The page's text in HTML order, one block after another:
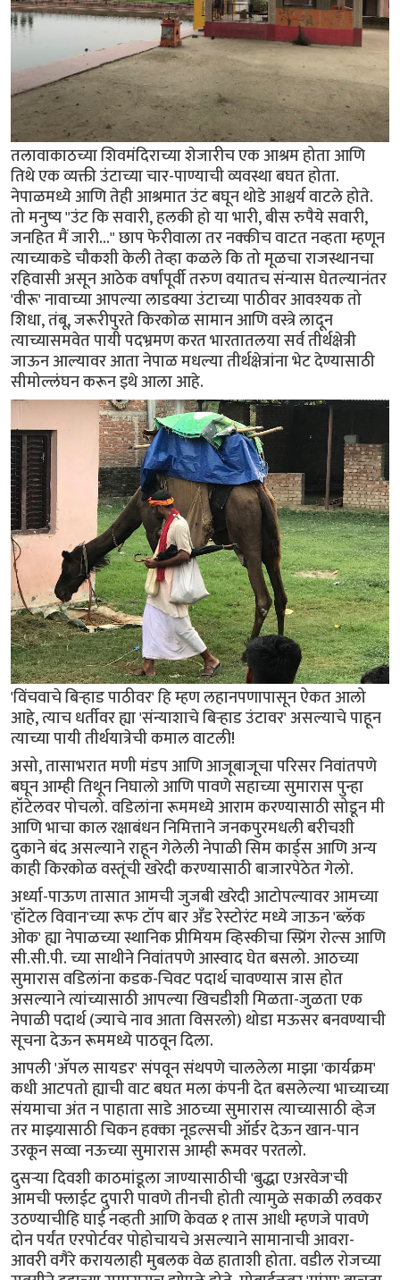
तलावाकाठच्या शिवमंदिराच्या शेजारीच एक आश्रम होता आणि
तिथे एक व्यक्ती उंटाच्या चार-पाण्याची व्यवस्था बघत होता.
नेपाळमध्ये आणि तेही आश्रमात उंट बघून थोडे आश्चर्य वाटले होते.
तो मनुष्य "उंट कि सवारी, हलकी हो या भारी, बीस रुपैये सवारी,
जनहित मैं जारी..." छाप फेरीवाला तर नक्कीच वाटत नव्हता म्हणून
त्याच्याकडे चौकशी केली तेव्हा कळले कि तो मूळचा राजस्थानचा
रहिवासी असून आठेक वर्षांपूर्वी तरुण वयातच संन्यास घेतल्यानंतर
'वीरू' नावाच्या आपल्या लाडक्या उंटाच्या पाठीवर आवश्यक तो
शिधा, तंबू, जरूरीपुरते किरकोळ सामान आणि वस्त्रे लादून
त्याच्यासमवेत पायी पदभ्रमण करत भारतातलया सर्व तीर्थक्षेत्री
जाऊन आल्यावर आता नेपाळ मधल्या तीर्थक्षेत्रांना भेट देण्यासाठी
सीमोल्लंघन करून इथे आला आहे.
'विंचवाचे बिऱ्हाड पाठीवर' हि म्हण लहानपणापासून ऐकत आलो
आहे, त्याच धर्तीवर ह्या 'संन्याशाचे बिऱ्हाड उंटावर' असल्याचे पाहून
त्याच्या पायी तीर्थयात्रेची कमाल वाटली!
असो, तासाभरात मणी मंडप आणि आजूबाजूचा परिसर निवांतपणे
बघून आम्ही तिथून निघालो आणि पावणे सहाच्या सुमारास पुन्हा
हॉटेलवर पोचलो. वडिलांना रूममध्ये आराम करण्यासाठी सोडून मी
आणि भाचा काल रक्षाबंधन निमित्ताने जनकपुरमधली बरीचशी
दुकाने बंद असल्याने राहून गेलेली नेपाळी सिम कार्ड्स आणि अन्य
काही किरकोळ वस्तूंची खरेदी करण्यासाठी बाजारपेठेत गेलो.
अर्ध्या-पाऊण तासात आमची जुजबी खरेदी आटोपल्यावर आमच्या
'हॉटेल विवान'च्या रूफ टॉप बार अँड रेस्टोरंट मध्ये जाऊन 'ब्लॅक
ओक' ह्या नेपाळच्या स्थानिक प्रीमियम व्हिस्कीचा स्प्रिंग रोल्स आणि
सी.सी.पी. च्या साथीने निवांतपणे आस्वाद घेत बसलो. आठच्या
सुमारास वडिलांना कडक-चिवट पदार्थ चावण्यास त्रास होत
असल्याने त्यांच्यासाठी आपल्या खिचडीशी मिळता-जुळता एक
नेपाळी पदार्थ (ज्याचे नाव आता विसरलो) थोडा मऊसर बनवण्याची
सूचना देऊन रूममध्ये पाठवून दिला.
आपली 'ॲपल सायडर' संपवून संथपणे चाललेला माझा 'कार्यक्रम'
कधी आटपतो ह्याची वाट बघत मला कंपनी देत बसलेल्या भाच्याच्या
संयमाचा अंत न पाहाता साडे आठच्या सुमारास त्याच्यासाठी व्हेज
तर माझ्यासाठी चिकन हक्का नूडल्सची ऑर्डर देऊन खान-पान
उरकून सव्वा नऊच्या सुमारास आम्ही रूमवर परतलो.
दुसऱ्या दिवशी काठमांडूला जाण्यासाठीची 'बुद्धा एअरवेज'ची
आमची फ्लाईट दुपारी पावणे तीनची होती त्यामुळे सकाळी लवकर
उठण्याचीहि घाई नव्हती आणि केवळ १ तास आधी म्हणजे पावणे
दोन पर्यंत एरपोर्टवर पोहोचायचे असल्याने सामानाची आवरा-
आवरी वगैरे करायलाही मुबलक वेळ हाताशी होता. वडील रोजच्या